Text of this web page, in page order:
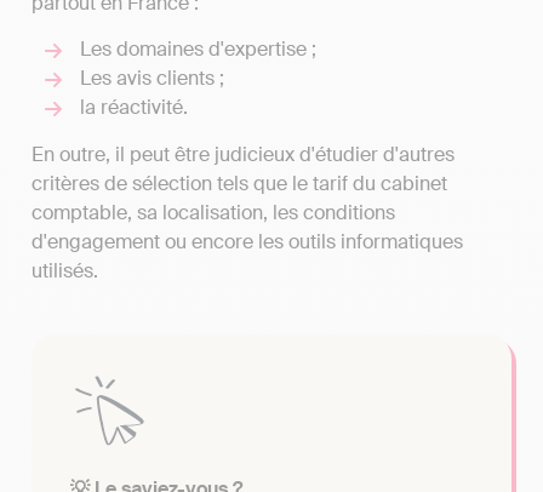
Les domaines d'expertise ;
Les avis clients ;
la réactivité.
En outre, il peut être judicieux d'étudier d'autres
critères de sélection tels que le tarif du cabinet
comptable, sa localisation, les conditions
d'engagement ou encore les outils informatiques
utilisés.